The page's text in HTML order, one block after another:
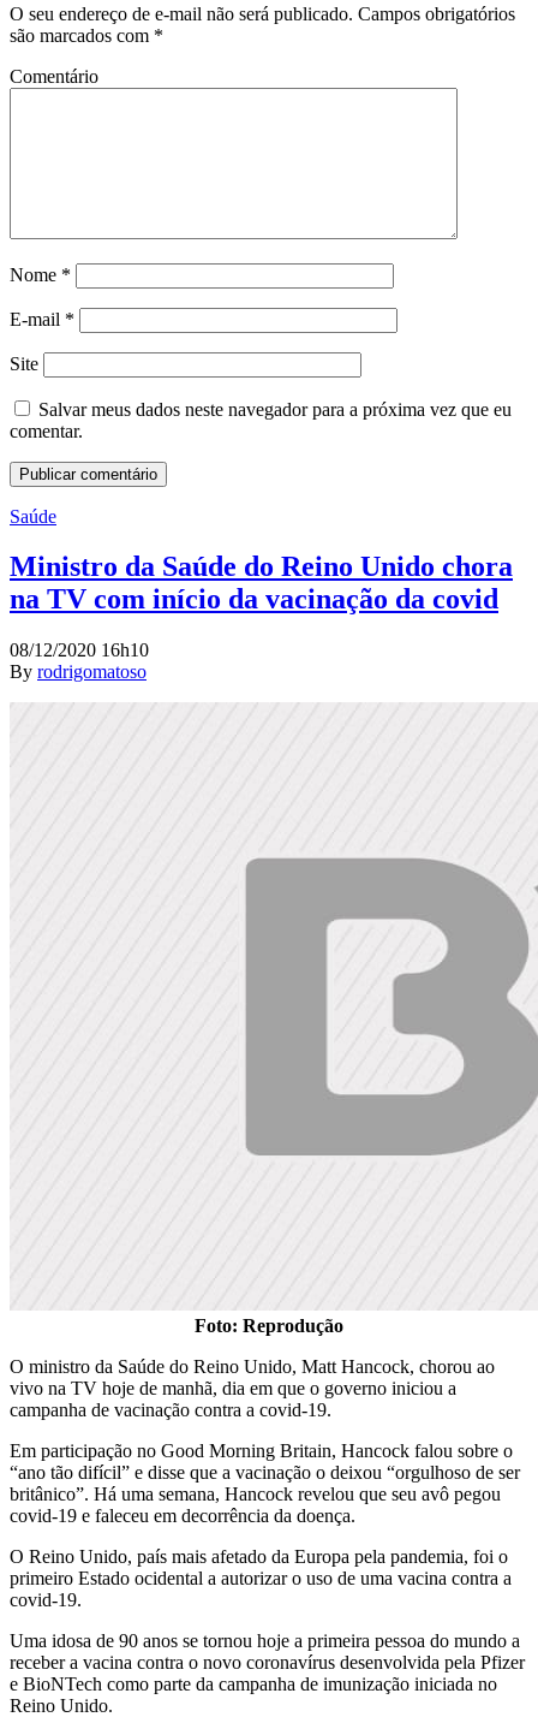
O seu endereço de e-mail não será publicado. Campos obrigatórios
são marcados com *
Comentário
Nome *
E-mail *
Site
Salvar meus dados neste navegador para a próxima vez que eu
comentar.
Saúde
Ministro da Saúde do Reino Unido chora
na TV com início da vacinação da covid
08/12/2020 16h10
By rodrigomatoso
Foto: Reprodução
O ministro da Saúde do Reino Unido, Matt Hancock, chorou ao
vivo na TV hoje de manhã, dia em que o governo iniciou a
campanha de vacinação contra a covid-19.
Em participação no Good Morning Britain, Hancock falou sobre o
“ano tão difícil” e disse que a vacinação o deixou “orgulhoso de ser
britânico”. Há uma semana, Hancock revelou que seu avô pegou
covid-19 e faleceu em decorrência da doença.
O Reino Unido, país mais afetado da Europa pela pandemia, foi o
primeiro Estado ocidental a autorizar o uso de uma vacina contra a
covid-19.
Uma idosa de 90 anos se tornou hoje a primeira pessoa do mundo a
receber a vacina contra o novo coronavírus desenvolvida pela Pfizer
e BioNTech como parte da campanha de imunização iniciada no
Reino Unido.